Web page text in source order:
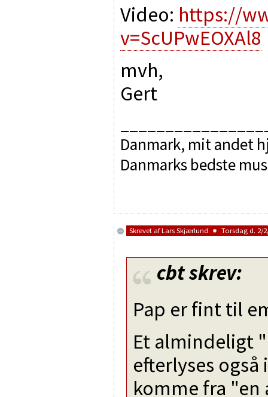
Video: https://
v=ScUPwEOXAl8
mvh,
Gert
Danmark, mit andet
Danmarks bedste
Skrevet afLars Skjærlund Torsdag d. 2/
cbtskrev:
Pap er fint til
Et almindeligt
efterlyses
komme fra "en